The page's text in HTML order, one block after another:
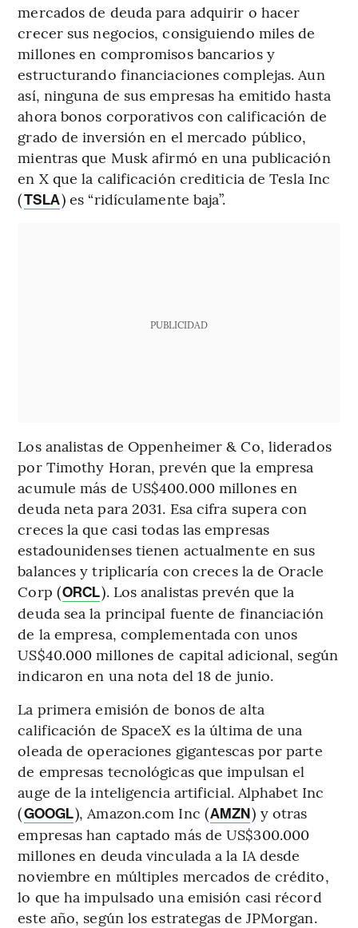
mercados de deuda para adquirir o hacer
crecer sus negocios, consiguiendo miles de
millones en compromisos bancarios y
estructurando financiaciones complejas. Aun
así, ninguna de sus empresas ha emitido hasta
ahora bonos corporativos con calificación de
grado de inversión en el mercado público,
mientras que Musk afirmó en una publicación
en X que la calificación crediticia de Tesla Inc
(TSLA) es “ridículamente baja”.
PUBLICIDAD
Los analistas de Oppenheimer & Co, liderados
por Timothy Horan, prevén que la empresa
acumule más de US$400.000 millones en
deuda neta para 2031. Esa cifra supera con
creces la que casi todas las empresas
estadounidenses tienen actualmente en sus
balances y triplicaría con creces la de Oracle
Corp (ORCL). Los analistas prevén que la
deuda sea la principal fuente de financiación
de la empresa, complementada con unos
US$40.000 millones de capital adicional, según
indicaron en una nota del 18 de junio.
La primera emisión de bonos de alta
calificación de SpaceX es la última de una
oleada de operaciones gigantescas por parte
de empresas tecnológicas que impulsan el
auge de la inteligencia artificial. Alphabet Inc
(GOOGL), Amazon.com Inc (AMZN) y otras
empresas han captado más de US$300.000
millones en deuda vinculada a la IA desde
noviembre en múltiples mercados de crédito,
lo que ha impulsado una emisión casi récord
este año, según los estrategas de JPMorgan.